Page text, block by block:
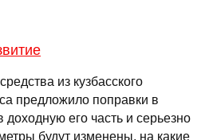
из кузбасского
предложило поправки в
его часть и серьезно
будут изменены, на какие